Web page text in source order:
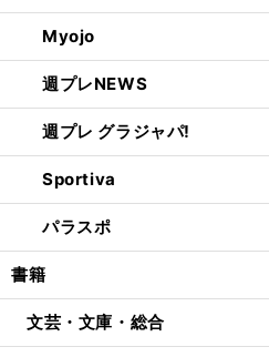
Myojo
週プレNEWS
週プレ グラジャパ!
Sportiva
パラスポ
書籍
文芸・文庫・総合